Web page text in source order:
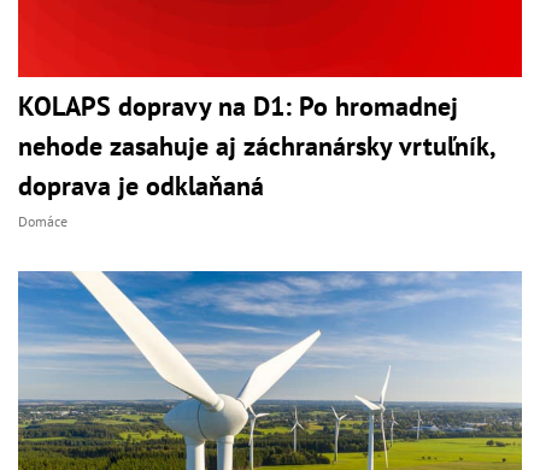
KOLAPS dopravy na D1: Po hromadnej
nehode zasahuje aj záchranársky vrtuľník,
doprava je odklaňaná
Domáce